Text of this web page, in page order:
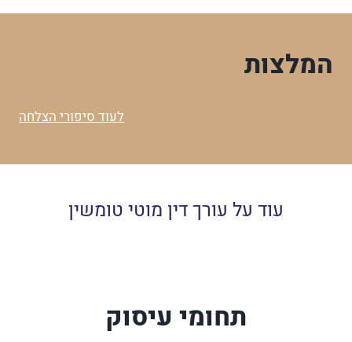
המלצות
לעוד סיפורי הצלחה
עוד על עורך דין מוטי טומשין
תחומי עיסוק